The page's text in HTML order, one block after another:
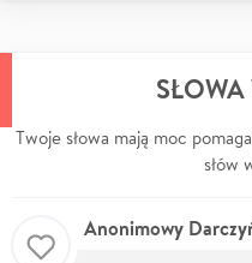
Twoje słowa mają moc
słów
Anonimowy